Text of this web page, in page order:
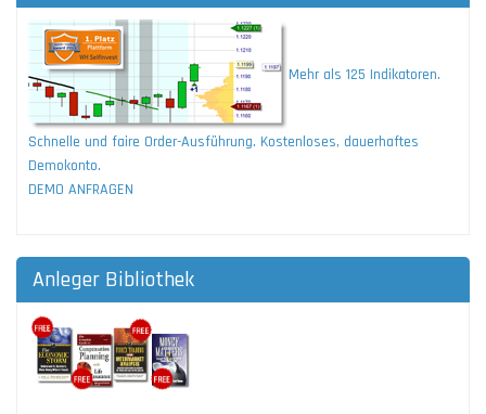
Mehr als 125 Indikatoren.
Schnelle und faire Order-Ausführung. Kostenloses, dauerhaftes
Demokonto.
DEMO ANFRAGEN
Anleger Bibliothek